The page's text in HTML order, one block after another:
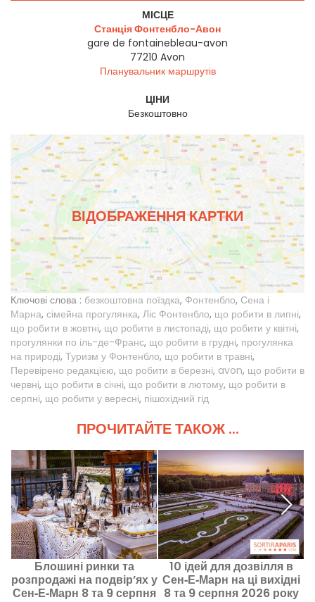
МІСЦЕ
Станція Фонтенбло-Авон
gare de fontainebleau-avon
77210 Avon
Планувальник маршрутів
ЦІНИ
Безкоштовно
ВІДОБРАЖЕННЯ КАРТКИ
Ключові слова : безкоштовна поїздка, Фонтенбло, Сена і
Марна, сімейна прогулянка, Ліс Фонтенбло, що робити в липні,
що робити в жовтні, що робити в листопаді, що робити у квітні,
прогулянки по іль-де-Франс, що робити в грудні, прогулянка
на природі, Туризм у Фонтенбло, що робити в травні,
Перевірено редакцією, що робити в березні, avon, що робити в
червні, що робити в січні, що робити в лютому, що робити в
серпні, що робити у вересні, пішохідний гід
ПРОЧИТАЙТЕ ТАКОЖ ...
Блошині ринки та
розпродажі на подвір’ях у
Сен‑Е‑Марн 8 та 9 серпня
10 ідей для дозвілля в
Сен‑Е‑Марн на ці вихідні
8 та 9 серпня 2026 року